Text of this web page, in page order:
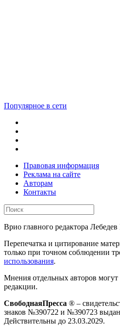
Популярное в сети
Правовая информация
Реклама на сайте
Авторам
Контакты
Врио главного редактора
Перепечатка и цитирование
только при точном соблюдении
использования.
Мнения отдельных авторов могут
редакции.
СвободнаяПресса ® –
знаков №390722 и №390723
Действительны до 23.03.2029.